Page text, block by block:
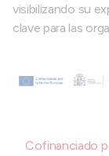
visibilizando su
clave para las
Cofinanciado